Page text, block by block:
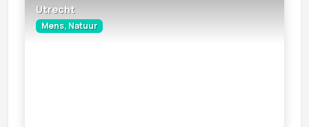
Utrecht
Mens, Natuur